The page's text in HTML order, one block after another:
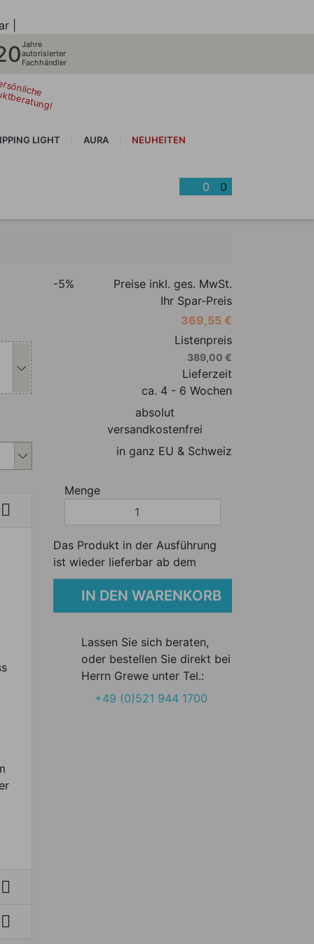
|
Jahre
autorisierter
Fachhändler
LIGHT AURA NEUHEITEN
0 0
Produkt individuell anpassen
Produkt individuell anpassen



-5%
Preise inkl. ges. MwSt.
Ihr Spar-Preis
369,55 €
Listenpreis
389,00 €
Lieferzeit
ca. 4 - 6 Wochen
absolut
versandkostenfrei
in ganz EU & Schweiz
Menge
Das Produkt in der Ausführung
ist wieder lieferbar ab dem
IN DEN WARENKORB
Lassen Sie sich beraten,
oder bestellen Sie direkt bei
Herrn Grewe unter Tel.:
+49 (0)521 944 1700